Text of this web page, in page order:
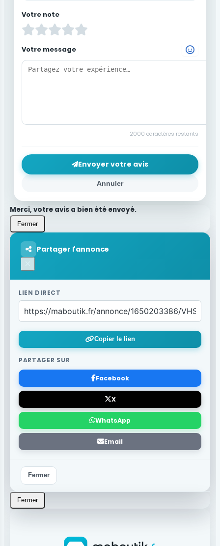
Votre note
Votre message
Choisir un Emoji
2000 caractères restants
Annuler
Envoyer votre avis
Merci, votre avis a bien été envoyé.
Fermer
Partager l'annonce
LIEN DIRECT
Copier le lien
PARTAGER SUR
Facebook
X
WhatsApp
Email
Fermer
Fermer